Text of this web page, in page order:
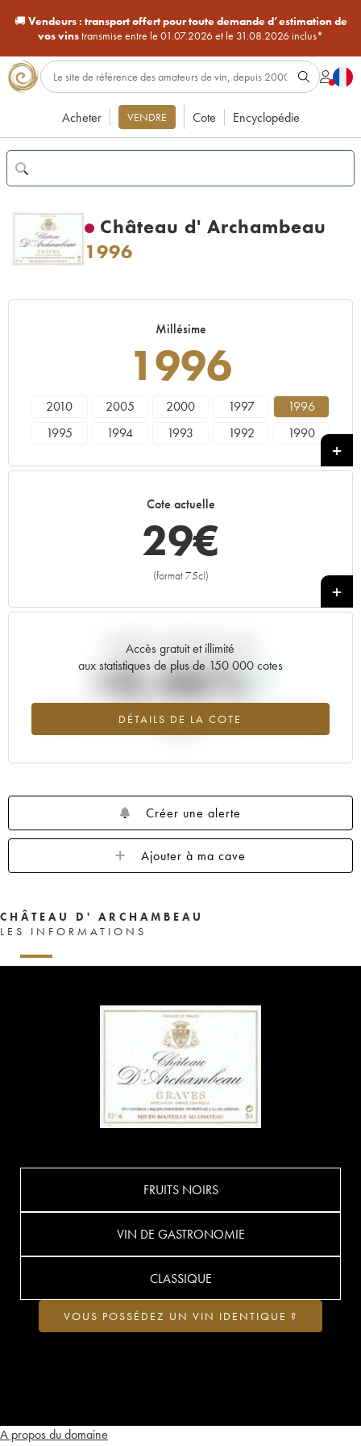
🚚Vendeurs : transport offert pour toute demande d’estimation de
vos vinstransmise entre le 01.07.2026 et le 31.08.2026 inclus*
Acheter VENDRE Cote Encyclopédie
Château d' Archambeau
1996
Millésime
1996
2010 2005 2000 1997
1996
1995
1994 1993 1992
1990
Cote actuelle
29€
(format 75cl)
+
Accès gratuit et illimité
aux statistiques de plus de 150 000 cotes
DÉTAILS DE LA COTE
Tendance actuelle de la cote
+0.46%
Tendance à la hausse du millésime 1996 en 2026 par rapport à
Créer une alerte
Ajouter à ma cave
CHÂTEAU D' ARCHAMBEAU
LES INFORMATIONS
A propos du domaine
FRUITS NOIRS
VIN DE GASTRONOMIE
CLASSIQUE
VOUS POSSÉDEZ UN VIN IDENTIQUE ?